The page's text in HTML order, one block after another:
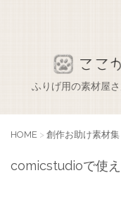
ふりげ用の素材屋
HOME > 創作お助け素材集
comicstudioで使